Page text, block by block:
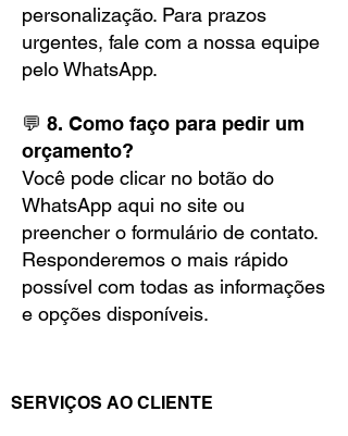
personalização. Para prazos
urgentes, fale com a nossa equipe
pelo WhatsApp.
💬 8. Como faço para pedir um
orçamento?
Você pode clicar no botão do
WhatsApp aqui no site ou
preencher o formulário de contato.
Responderemos o mais rápido
possível com todas as informações
e opções disponíveis.
SERVIÇOS AO CLIENTE